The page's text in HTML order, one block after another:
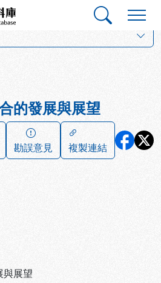
庫
的發展與展望
勘誤意見
複製連結
與展望